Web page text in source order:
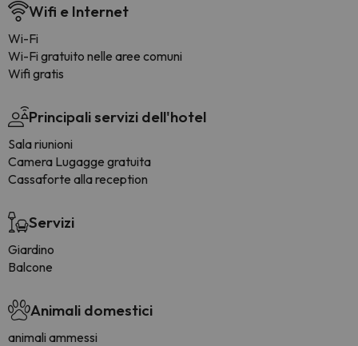
Wifi e Internet
Wi-Fi
Wi-Fi gratuito nelle aree comuni
Wifi gratis
Principali servizi dell'hotel
Sala riunioni
Camera Lugagge gratuita
Cassaforte alla reception
Servizi
Giardino
Balcone
Animali domestici
animali ammessi